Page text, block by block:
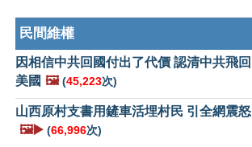
民間維權
因相信中共回國付出了代價 認清中共飛回
美國 🖼️ (45,223次)
山西原村支書用鏟車活埋村民 引全網震怒
🖼️▶️ (66,996次)